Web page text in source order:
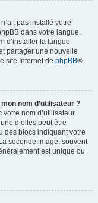
pas installé votre
dans votre langue.
d’installer la langue
partager une nouvelle
site Internet de phpBB®.
nom d’utilisateur ?
votre nom d’utilisateur
d’elles peut être
des blocs indiquant votre
seconde image, souvent
est unique ou